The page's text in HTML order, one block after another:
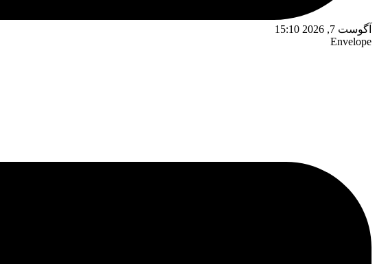
آگوست 7, 2026 15:10
Envelope